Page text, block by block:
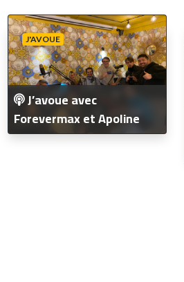
J'AVOUE
J’avoue avec
Forevermax et Apoline